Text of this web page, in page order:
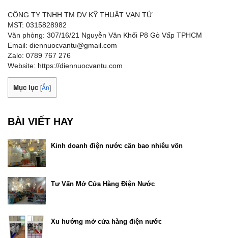
CÔNG TY TNHH TM DV KỸ THUẬT VẠN TỨ
MST: 0315828982
Văn phòng: 307/16/21 Nguyễn Văn Khối P8 Gò Vấp TPHCM
Email: diennuocvantu@gmail.com
Zalo: 0789 767 276
Website: https://diennuocvantu.com
Mục lục [Ẩn]
BÀI VIẾT HAY
Kinh doanh điện nước cần bao nhiêu vốn
Tư Vấn Mở Cửa Hàng Điện Nước
Xu hướng mở cửa hàng điện nước